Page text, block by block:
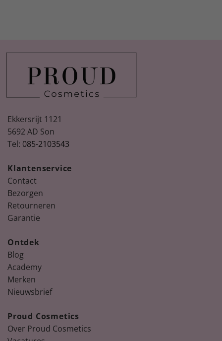
Ekkersrijt 1121
5692 AD Son
Tel: 085-2103543
Klantenservice
Contact
Bezorgen
Retourneren
Garantie
Ontdek
Blog
Academy
Merken
Nieuwsbrief
Proud Cosmetics
Over Proud Cosmetics